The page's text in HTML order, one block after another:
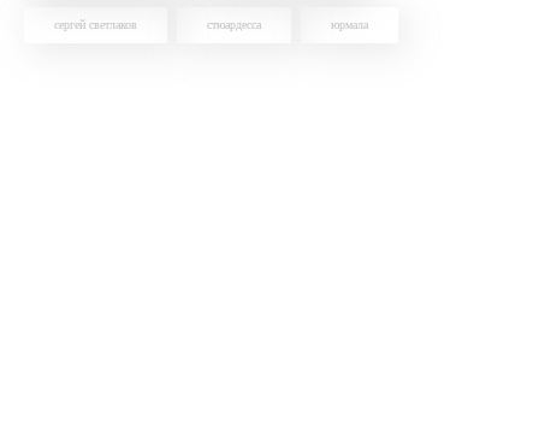
сергей светлаков стюардесса юрмала